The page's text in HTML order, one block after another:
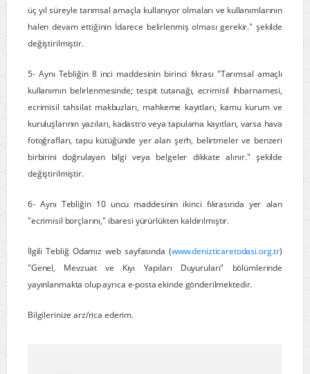
üç yıl süreyle tarımsal amaçla kullanıyor olmaları ve kullanımlarının
halen devam ettiğinin İdarece belirlenmiş olması gerekir." şekilde
değiştirilmiştir.
5- Aynı Tebliğin 8 inci maddesinin birinci fıkrası "Tarımsal amaçlı
kullanımın belirlenmesinde; tespit tutanağı, ecrimisil ihbarnamesi,
ecrimisil tahsilat makbuzları, mahkeme kayıtları, kamu kurum ve
kuruluşlarının yazıları, kadastro veya tapulama kayıtları, varsa hava
fotoğrafları, tapu kütüğünde yer alan şerh, belirtmeler ve benzeri
birbirini doğrulayan bilgi veya belgeler dikkate alınır." şekilde
değiştirilmiştir.
6- Aynı Tebliğin 10 uncu maddesinin ikinci fıkrasında yer alan
"ecrimisil borçlarını," ibaresi yürürlükten kaldırılmıştır.
İlgili Tebliğ Odamız web sayfasında (www.denizticaretodasi.org.tr)
"Genel, Mevzuat ve Kıyı Yapıları Duyuruları" bölümlerinde
yayınlanmakta olup ayrıca e-posta ekinde gönderilmektedir.
Bilgilerinize arz/rica ederim.